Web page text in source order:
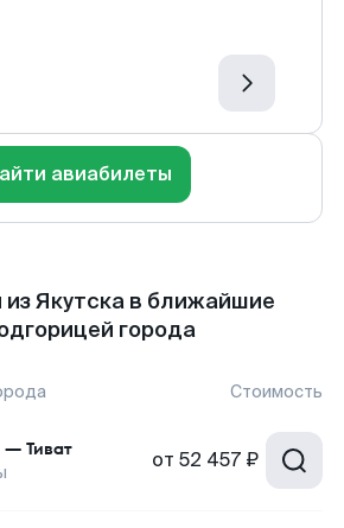
авиабилеты
Якутска в ближайшие
города
Стоимость
— Тиват от 52 457 ₽